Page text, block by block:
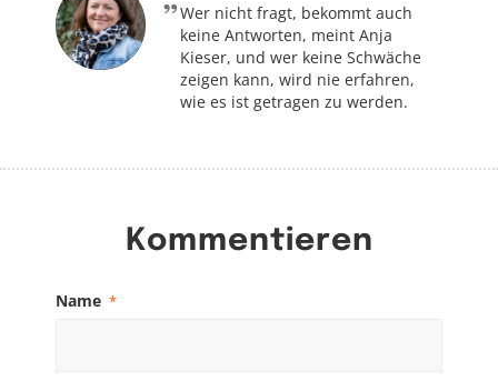
Wer nicht fragt, bekommt auch
keine Antworten, meint Anja
Kieser, und wer keine Schwäche
zeigen kann, wird nie erfahren,
wie es ist getragen zu werden.
Kommentieren
Name *